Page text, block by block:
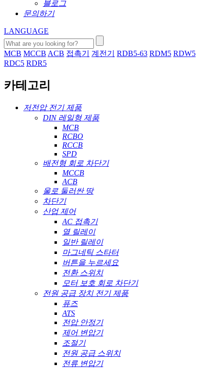
블로그
문의하기
LANGUAGE
MCB MCCB ACB 접촉기 계전기 RDB5-63 RDM5 RDW5
RDC5 RDR5
카테고리
저전압 전기 제품
DIN 레일형 제품
MCB
RCBO
RCCB
SPD
배전형 회로 차단기
MCCB
ACB
울로 둘러싼 땅
차단기
산업 제어
AC 접촉기
열 릴레이
일반 릴레이
마그네틱 스타터
버튼을 누르세요
전환 스위치
모터 보호 회로 차단기
전원 공급 장치 전기 제품
퓨즈
ATS
전압 안정기
제어 변압기
조절기
전원 공급 스위치
전류 변압기